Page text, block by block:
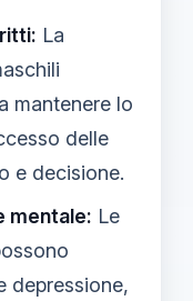
La
mantenere lo
delle
e decisione.
mentale: Le
depressione,